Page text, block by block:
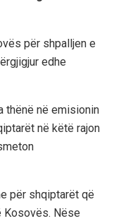
për shpalljen e
edhe
thënë në emisionin
në këtë rajon
për shqiptarët që
Kosovës. Nëse